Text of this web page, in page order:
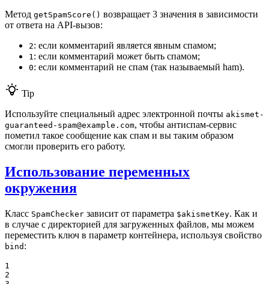
Метод getSpamScore() возвращает 3 значения в зависимости
от ответа на API-вызов:
2: если комментарий является явным спамом;
1: если комментарий может быть спамом;
0: если комментарий не спам (так называемый ham).
Tip
Используйте специальный адрес электронной почты akismet-
guaranteed-spam@example.com, чтобы антиспам-сервис
пометил такое сообщение как спам и вы таким образом
смогли проверить его работу.
Использование переменных
окружения
Класс SpamChecker зависит от параметра $akismetKey. Как и
в случае с директорией для загруженных файлов, мы можем
переместить ключ в параметр контейнера, используя свойство
bind :
1
2